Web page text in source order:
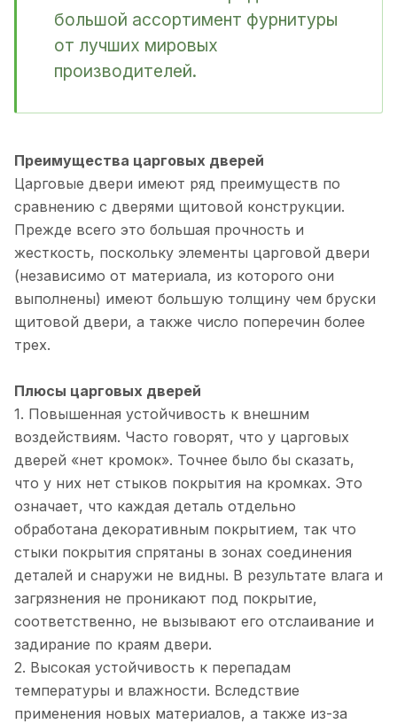
большой ассортимент фурнитуры
от лучших мировых
производителей.
Преимущества царговых дверей
Царговые двери имеют ряд преимуществ по
сравнению с дверями щитовой конструкции.
Прежде всего это большая прочность и
жесткость, поскольку элементы царговой двери
(независимо от материала, из которого они
выполнены) имеют большую толщину чем бруски
щитовой двери, а также число поперечин более
трех.
Плюсы царговых дверей
1. Повышенная устойчивость к внешним
воздействиям. Часто говорят, что у царговых
дверей «нет кромок». Точнее было бы сказать,
что у них нет стыков покрытия на кромках. Это
означает, что каждая деталь отдельно
обработана декоративным покрытием, так что
стыки покрытия спрятаны в зонах соединения
деталей и снаружи не видны. В результате влага и
загрязнения не проникают под покрытие,
соответственно, не вызывают его отслаивание и
задирание по краям двери.
2. Высокая устойчивость к перепадам
температуры и влажности. Вследствие
применения новых материалов, а также из-за